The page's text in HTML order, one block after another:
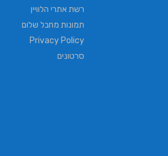
רשת אתרי הלוויין
תמונות מחבל שלום
Privacy Policy
סרטונים